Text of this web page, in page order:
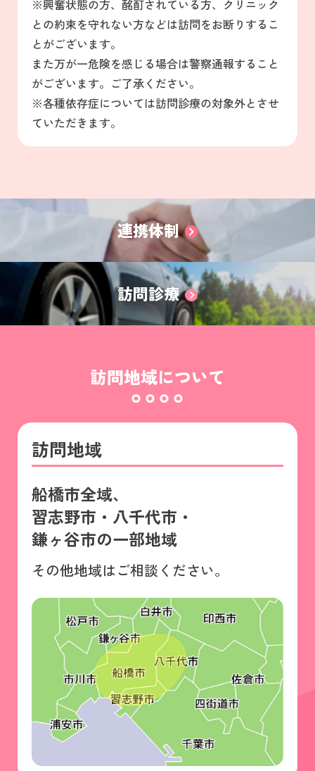
※興奮状態の方、酩酊されている方、クリニック
との約束を守れない方などは訪問をお断りするこ
とがございます。
また万が一危険を感じる場合は警察通報すること
がございます。ご了承ください。
※各種依存症については訪問診療の対象外とさせ
ていただきます。
連携体制
訪問診療
訪問地域について
訪問地域
船橋市全域、
習志野市・八千代市・
鎌ヶ谷市の一部地域
その他地域はご相談ください。